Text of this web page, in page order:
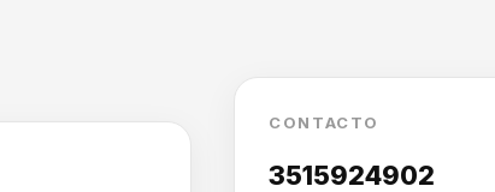
CONTACTO
3515924902